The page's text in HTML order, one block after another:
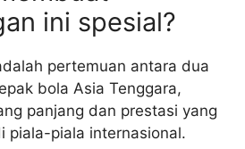
ini spesial?
pertemuan antara dua
bola Asia Tenggara,
panjang dan prestasi yang
piala-piala internasional.